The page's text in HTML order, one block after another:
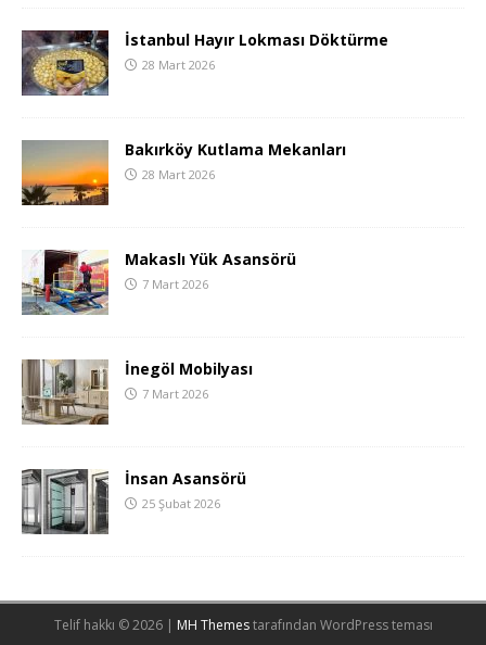
İstanbul Hayır Lokması Döktürme
28 Mart 2026
Bakırköy Kutlama Mekanları
28 Mart 2026
Makaslı Yük Asansörü
7 Mart 2026
İnegöl Mobilyası
7 Mart 2026
İnsan Asansörü
25 Şubat 2026
Telif hakkı © 2026 | MH Themestarafından WordPress teması